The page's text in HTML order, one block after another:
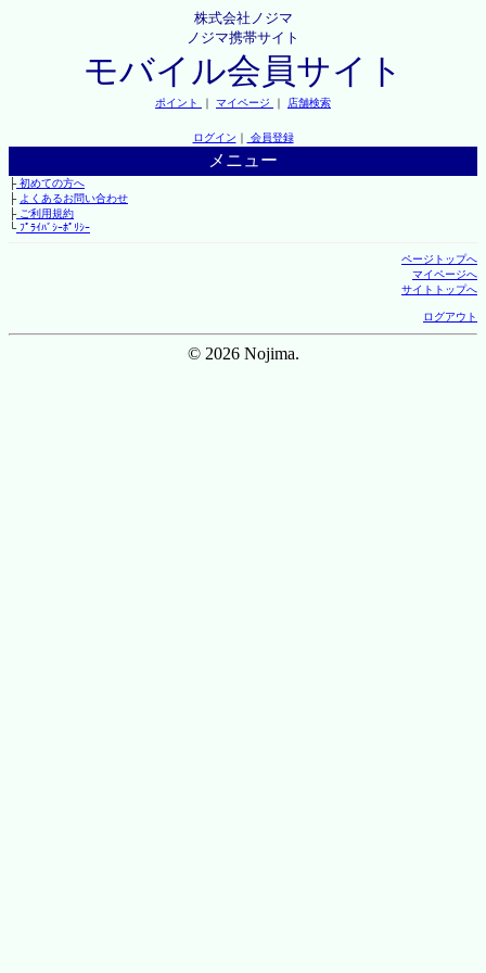
株式会社ノジマ
ノジマ携帯サイト
モバイル会員サイト
ポイント ｜ マイページ ｜ 店舗検索
ログイン ｜ 会員登録
メニュー
├初めての方へ
├ よくあるお問い合わせ
├ご利用規約
└ﾌﾟﾗｲﾊﾞｼｰﾎﾟﾘｼｰ
ページトップへ
マイページへ
サイトトップへ
ログアウト
© 2026 Nojima.